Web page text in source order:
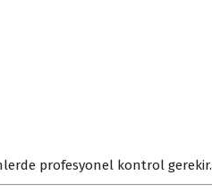
profesyonel kontrol gerekir.